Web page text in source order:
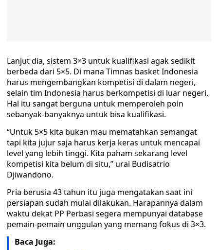
Lanjut dia, sistem 3×3 untuk kualifikasi agak sedikit
berbeda dari 5×5. Di mana Timnas basket Indonesia
harus mengembangkan kompetisi di dalam negeri,
selain tim Indonesia harus berkompetisi di luar negeri.
Hal itu sangat berguna untuk memperoleh poin
sebanyak-banyaknya untuk bisa kualifikasi.
“Untuk 5×5 kita bukan mau mematahkan semangat
tapi kita jujur saja harus kerja keras untuk mencapai
level yang lebih tinggi. Kita paham sekarang level
kompetisi kita belum di situ,” urai Budisatrio
Djiwandono.
Pria berusia 43 tahun itu juga mengatakan saat ini
persiapan sudah mulai dilakukan. Harapannya dalam
waktu dekat PP Perbasi segera mempunyai database
pemain-pemain unggulan yang memang fokus di 3×3.
Baca Juga: